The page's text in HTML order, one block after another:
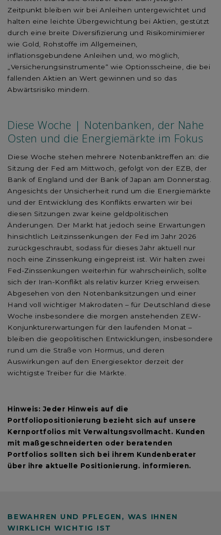
Zeitpunkt bleiben wir bei Anleihen untergewichtet und
halten eine leichte Übergewichtung bei Aktien, gestützt
durch eine breite Diversifizierung und Risikominimierer
wie Gold, Rohstoffe im Allgemeinen,
inflationsgebundene Anleihen und, wo möglich,
„Versicherungsinstrumente“ wie Optionsscheine, die bei
fallenden Aktien an Wert gewinnen und so das
Abwärtsrisiko mindern.
Diese Woche | Notenbanken, der Nahe
Osten und die Energiemärkte im Fokus
Diese Woche stehen mehrere Notenbanktreffen an: die
Sitzung der Fed am Mittwoch, gefolgt von der EZB, der
Bank of England und der Bank of Japan am Donnerstag.
Angesichts der Unsicherheit rund um die Energiemärkte
und der Entwicklung des Konflikts erwarten wir bei
diesen Sitzungen zwar keine geldpolitischen
Änderungen. Der Markt hat jedoch seine Erwartungen
hinsichtlich Leitzinssenkungen der Fed im Jahr 2026
zurückgeschraubt, sodass für dieses Jahr aktuell nur
noch eine Zinssenkung eingepreist ist. Wir halten zwei
Fed-Zinssenkungen weiterhin für wahrscheinlich, sollte
sich der Iran-Konflikt als relativ kurzer Krieg erweisen.
Abgesehen von den Notenbanksitzungen und einer
Hand voll wichtiger Makrodaten – für Deutschland diese
Woche insbesondere die morgen anstehenden ZEW-
Konjunkturerwartungen für den laufenden Monat –
bleiben die geopolitischen Entwicklungen, insbesondere
rund um die Straße von Hormus, und deren
Auswirkungen auf den Energiesektor derzeit der
wichtigste Treiber für die Märkte.
Hinweis: Jeder Hinweis auf die
Portfoliopositionierung bezieht sich auf unsere
Kernportfolios mit Verwaltungsvollmacht. Kunden
mit maßgeschneiderten oder beratenden
Portfolios sollten sich bei ihrem Kundenberater
über ihre aktuelle Positionierung. informieren.
BEWAHREN UND PFLEGEN, WAS IHNEN
WIRKLICH WICHTIG IST